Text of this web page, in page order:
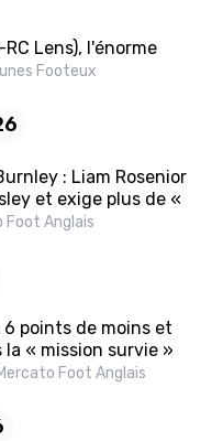
Lens), l'énorme
Footeux
: Liam Rosenior
et exige plus de «
Foot Anglais
6 points de moins et
« mission survie »
Foot Anglais